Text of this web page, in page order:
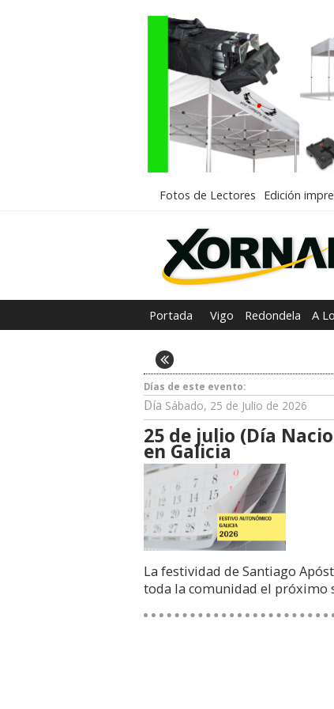
Fotos de Lectores Edición
Portada Vigo Redondela A
Días de este evento:
Día Sábado, 25 de Julio de 2026
25 de julio (Día
en Galicia
La festividad de Santiago
toda la comunidad el próximo